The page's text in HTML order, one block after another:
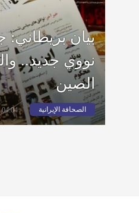
بيان
نووي جديد..
الصين
الصحافة الإيرانية 04:04 م - 26 سبتمبر 2019